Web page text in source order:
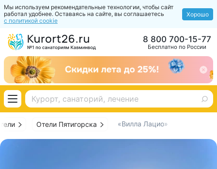
Мы используем рекомендательные технологии, чтобы сайт
работал удобнее. Оставаясь на сайте, вы соглашаетесь
с политикой cookie
Хорошо
Бесплатно по России
8 800 700-15-77
Отели Пятигорска «Вилла Лацио»